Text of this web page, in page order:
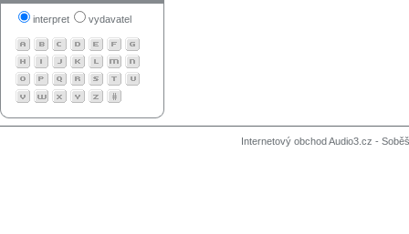
interpret vydavatel
Internetový obchod Audio3.cz -